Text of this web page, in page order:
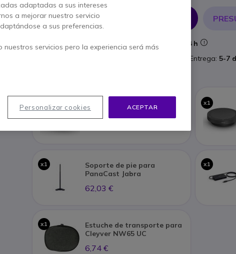
Cantidad
3 productosen stock Entrega:
24/48 h
Entrega: 5-7
Jabra PanaCast 20 x1
x1
Soporte de pie para
PanaCast Jabra
62,03 €
x1
x1
Estuche de transporte para
Cleyver NW65 UC
6,74 €
adaptadas a sus intereses
a mejorar nuestro servicio
a sus preferencias.
servicios pero la experiencia será más
ACEPTAR
Personalizar cookies